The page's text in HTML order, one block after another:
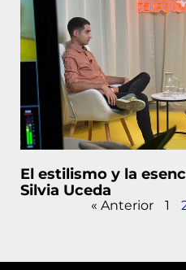
El estilismo y la
Silvia Uceda
« Anterior 1